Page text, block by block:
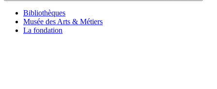
Bibliothèques
Musée des Arts & Métiers
La fondation